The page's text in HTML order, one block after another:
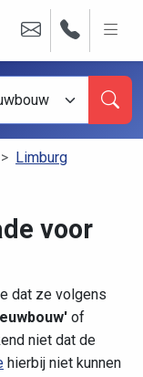
Limburg
voor
dat ze volgens
of
niet dat de
hierbij niet kunnen